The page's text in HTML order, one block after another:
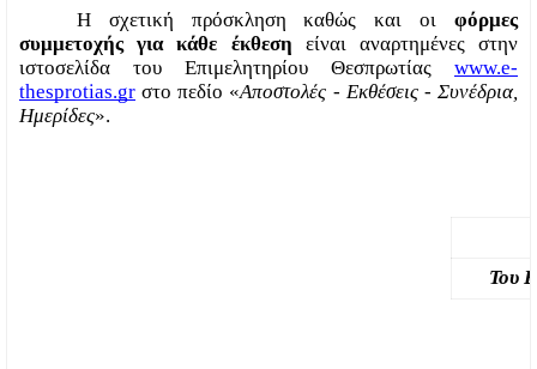
Η σχετική πρόσκληση καθώς και οι φόρμες
συμμετοχής για κάθε έκθεση είναι αναρτημένες στην
ιστοσελίδα του Επιμελητηρίου Θεσπρωτίας www.e-
thesprotias.gr στο πεδίο «Αποστολές - Εκθέσεις - Συνέδρια,
Ημερίδες».
Του